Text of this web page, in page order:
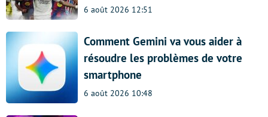
6 août 2026 12:51
Comment Gemini va vous aider à
résoudre les problèmes de votre
smartphone
6 août 2026 10:48